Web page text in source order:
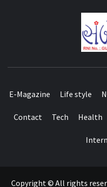
E-Magazine Life style
Contact Tech Health
Copyright © All rights